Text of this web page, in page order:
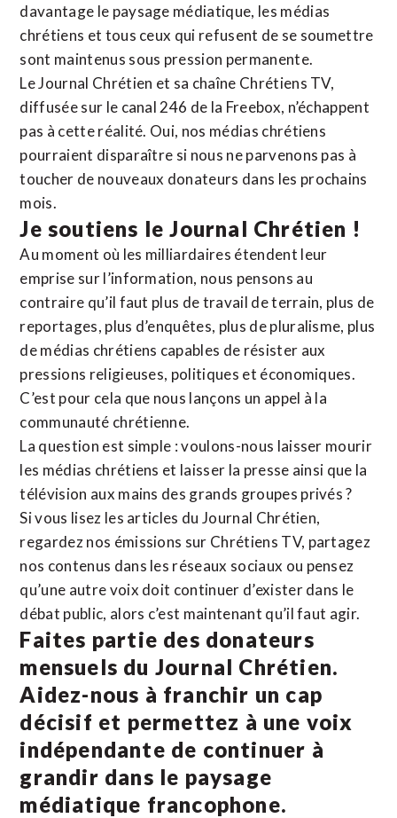
davantage le paysage médiatique, les médias
chrétiens et tous ceux qui refusent de se soumettre
sont maintenus sous pression permanente.
Le Journal Chrétien et sa chaîne Chrétiens TV,
diffusée sur le canal 246 de la Freebox, n’échappent
pas à cette réalité. Oui, nos médias chrétiens
pourraient disparaître si nous ne parvenons pas à
toucher de nouveaux donateurs dans les prochains
mois.
Je soutiens le Journal Chrétien !
Au moment où les milliardaires étendent leur
emprise sur l’information, nous pensons au
contraire qu’il faut plus de travail de terrain, plus de
reportages, plus d’enquêtes, plus de pluralisme, plus
de médias chrétiens capables de résister aux
pressions religieuses, politiques et économiques.
C’est pour cela que nous lançons un appel à la
communauté chrétienne.
La question est simple : voulons-nous laisser mourir
les médias chrétiens et laisser la presse ainsi que la
télévision aux mains des grands groupes privés ?
Si vous lisez les articles du Journal Chrétien,
regardez nos émissions sur Chrétiens TV, partagez
nos contenus dans les réseaux sociaux ou pensez
qu’une autre voix doit continuer d’exister dans le
débat public, alors c’est maintenant qu’il faut agir.
Faites partie des donateurs
mensuels du Journal Chrétien.
Aidez-nous à franchir un cap
décisif et permettez à une voix
indépendante de continuer à
grandir dans le paysage
médiatique francophone.